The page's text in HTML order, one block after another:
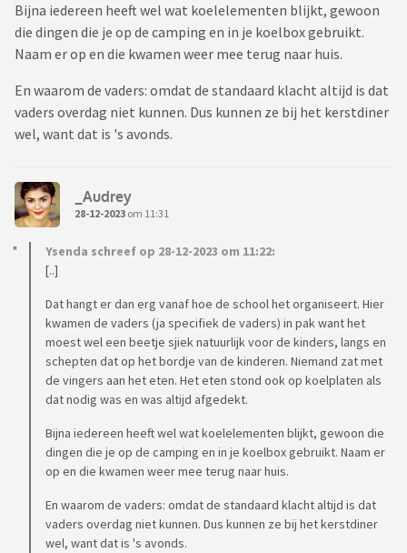
Bijna iedereen heeft wel wat koelelementen blijkt, gewoon
die dingen die je op de camping en in je koelbox gebruikt.
Naam er op en die kwamen weer mee terug naar huis.
En waarom de vaders: omdat de standaard klacht altijd is dat
vaders overdag niet kunnen. Dus kunnen ze bij het kerstdiner
wel, want dat is 's avonds.
_Audrey
28-12-2023 om 11:31
Ysenda schreef op 28-12-2023 om 11:22:
[..]
Dat hangt er dan erg vanaf hoe de school het organiseert. Hier
kwamen de vaders (ja specifiek de vaders) in pak want het
moest wel een beetje sjiek natuurlijk voor de kinders, langs en
schepten dat op het bordje van de kinderen. Niemand zat met
de vingers aan het eten. Het eten stond ook op koelplaten als
dat nodig was en was altijd afgedekt.
Bijna iedereen heeft wel wat koelelementen blijkt, gewoon die
dingen die je op de camping en in je koelbox gebruikt. Naam er
op en die kwamen weer mee terug naar huis.
En waarom de vaders: omdat de standaard klacht altijd is dat
vaders overdag niet kunnen. Dus kunnen ze bij het kerstdiner
wel, want dat is 's avonds.